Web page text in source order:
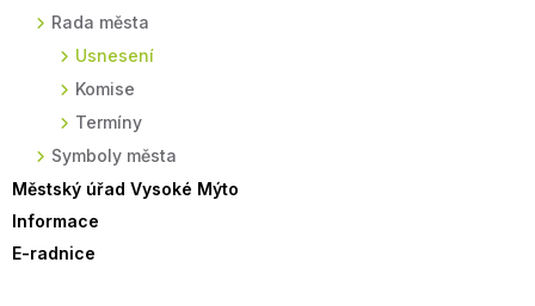
Rada města
Usnesení
Komise
Termíny
Symboly města
Městský úřad Vysoké Mýto
Informace
E-radnice